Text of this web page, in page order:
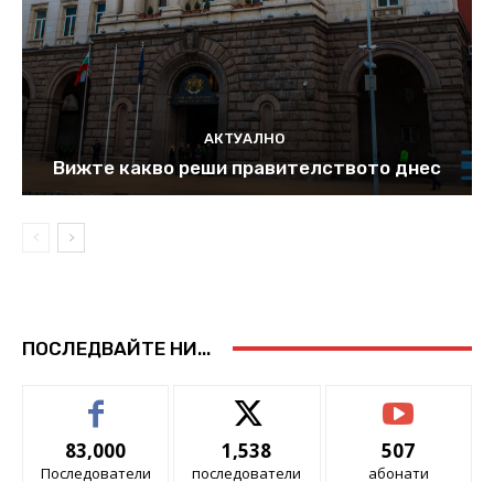
АКТУАЛНО
Вижте какво реши правителството днес
ПОСЛЕДВАЙТЕ НИ...
83,000
Последователи
1,538
последователи
507
абонати